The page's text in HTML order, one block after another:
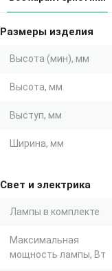
Размеры изделия
Высота (мин), мм
Высота, мм
Выступ, мм
Ширина, мм
Свет и электрика
Лампы в комплекте
Максимальная
мощность лампы, Вт